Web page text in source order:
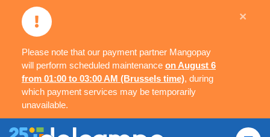
Please note that our payment partner Mangopay
will perform scheduled maintenance on August 6
from 01:00 to 03:00 AM (Brussels time), during
which payment services may be temporarily
unavailable.
×